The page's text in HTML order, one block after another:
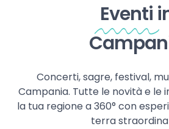
Eventi
Concerti, sagre, festival,
Campania. Tutte le novità e le
la tua regione a 360° con
terra